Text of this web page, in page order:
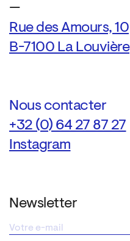
—
Rue des Amours, 10
B-7100 La Louvière
Nous contacter
+32 (0) 64 27 87 27
Instagram
Newsletter